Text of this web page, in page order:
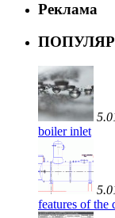
Реклама
boiler inlet
features of the